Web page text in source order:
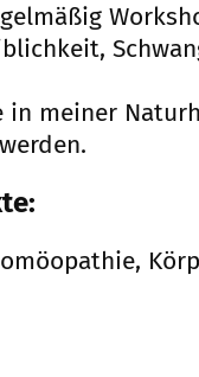
in meiner